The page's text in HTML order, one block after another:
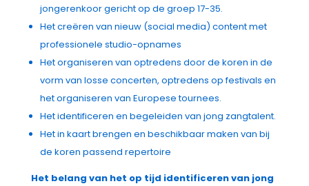
jongerenkoor gericht op de groep 17-35.
Het creëren van nieuw (social media) content met
professionele studio-opnames
Het organiseren van optredens door de koren in de
vorm van losse concerten, optredens op festivals en
het organiseren van Europese tournees.
Het identificeren en begeleiden van jong zangtalent.
Het in kaart brengen en beschikbaar maken van bij
de koren passend repertoire
Het belang van het op tijd identificeren van jong